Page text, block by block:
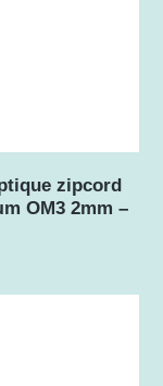
zipcord
OM3 2mm –